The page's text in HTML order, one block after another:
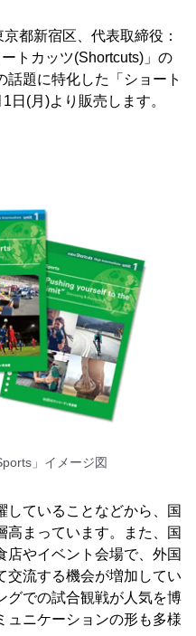
都新宿区、代表取締役：
トカッツ(Shortcuts)」の
話題に特化した「ショート
日(月)より販売します。
」イメージ図
していることなどから、国
高まっています。また、国
店やイベント会場で、外国
交流する機会が増加してい
グでの試合観戦が人気を博
ュニケーションの形も多様